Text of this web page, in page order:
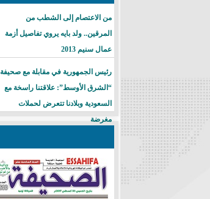
من الاعتصام إلى الشطب من
المرقين.. ولد بايه يروي تفاصيل أزمة
عمال سنيم 2013
رئيس الجمهورية في مقابلة مع صحيفة
“الشرق الأوسط”: علاقتنا راسخة مع
السعودية وبلادنا تتعرض لحملات
مغرضة